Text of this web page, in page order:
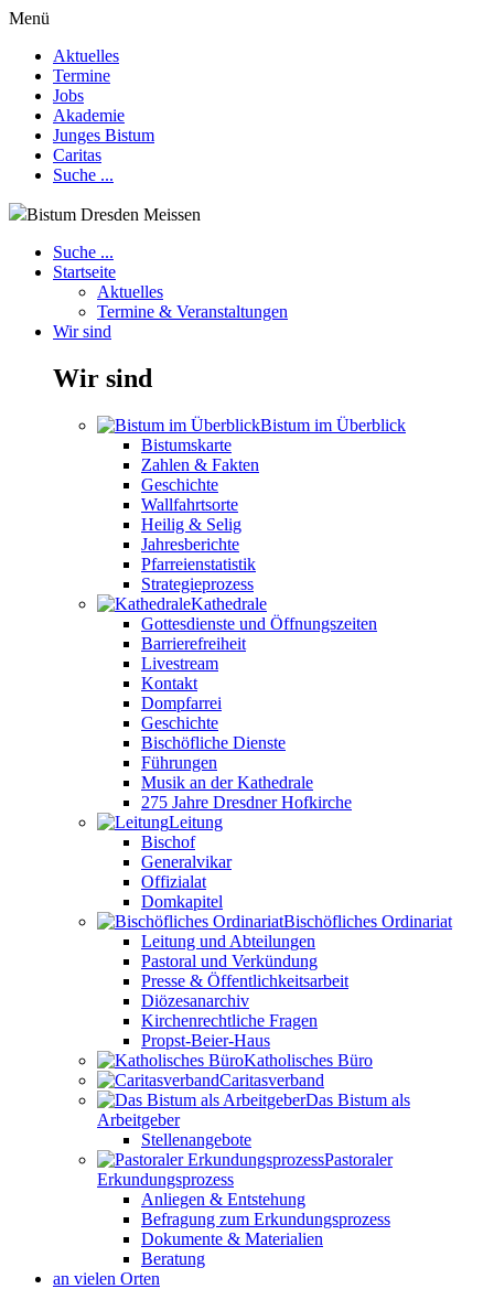
Menü
Aktuelles
Termine
Jobs
Akademie
Junges Bistum
Caritas
Suche ...
Bistum Dresden Meissen
Suche ...
Startseite
Aktuelles
Termine & Veranstaltungen
Wir sind
Wir sind
Bistum im Überblick
Bistumskarte
Zahlen & Fakten
Geschichte
Wallfahrtsorte
Heilig & Selig
Jahresberichte
Pfarreienstatistik
Strategieprozess
Kathedrale
Gottesdienste und Öffnungszeiten
Barrierefreiheit
Livestream
Kontakt
Dompfarrei
Geschichte
Bischöfliche Dienste
Führungen
Musik an der Kathedrale
275 Jahre Dresdner Hofkirche
Leitung
Bischof
Generalvikar
Offizialat
Domkapitel
Bischöfliches Ordinariat
Leitung und Abteilungen
Pastoral und Verkündung
Presse & Öffentlichkeitsarbeit
Diözesanarchiv
Kirchenrechtliche Fragen
Propst-Beier-Haus
Katholisches Büro
Caritasverband
Das Bistum als
Arbeitgeber
Stellenangebote
Pastoraler
Erkundungsprozess
Anliegen & Entstehung
Befragung zum Erkundungsprozess
Dokumente & Materialien
Beratung
an vielen Orten